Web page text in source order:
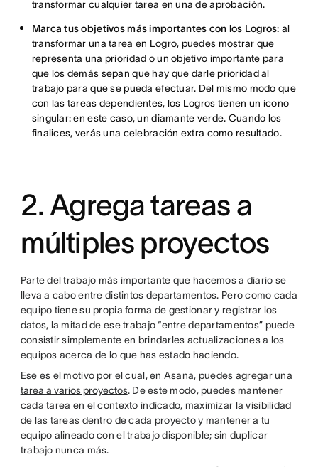
transformar cualquier tarea en una de aprobación.
Marca tus objetivos más importantes con los Logros: al
transformar una tarea en Logro, puedes mostrar que
representa una prioridad o un objetivo importante para
que los demás sepan que hay que darle prioridad al
trabajo para que se pueda efectuar. Del mismo modo que
con las tareas dependientes, los Logros tienen un ícono
singular: en este caso, un diamante verde. Cuando los
finalices, verás una celebración extra como resultado.
2. Agrega tareas a
múltiples proyectos
Parte del trabajo más importante que hacemos a diario se
lleva a cabo entre distintos departamentos. Pero como cada
equipo tiene su propia forma de gestionar y registrar los
datos, la mitad de ese trabajo “entre departamentos” puede
consistir simplemente en brindarles actualizaciones a los
equipos acerca de lo que has estado haciendo.
Ese es el motivo por el cual, en Asana, puedes agregar una
tarea a varios proyectos. De este modo, puedes mantener
cada tarea en el contexto indicado, maximizar la visibilidad
de las tareas dentro de cada proyecto y mantener a tu
equipo alineado con el trabajo disponible; sin duplicar
trabajo nunca más.